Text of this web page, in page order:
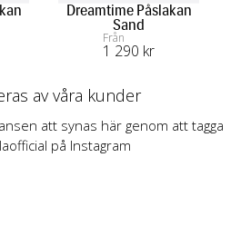
Dreamtime Påslakan
Sand
Från
1 290 kr
av våra kunder
att synas här genom att tagga
på Instagram